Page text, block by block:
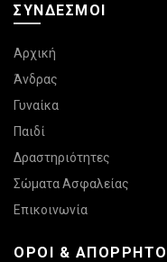
ΣΎΝΔΕΣΜΟΙ
Αρχική
Άνδρας
Γυναίκα
Παιδί
Δραστηριότητες
Σώματα Ασφαλείας
Επικοινωνία
ΌΡΟΙ & ΑΠΌΡΡΗΤΟ